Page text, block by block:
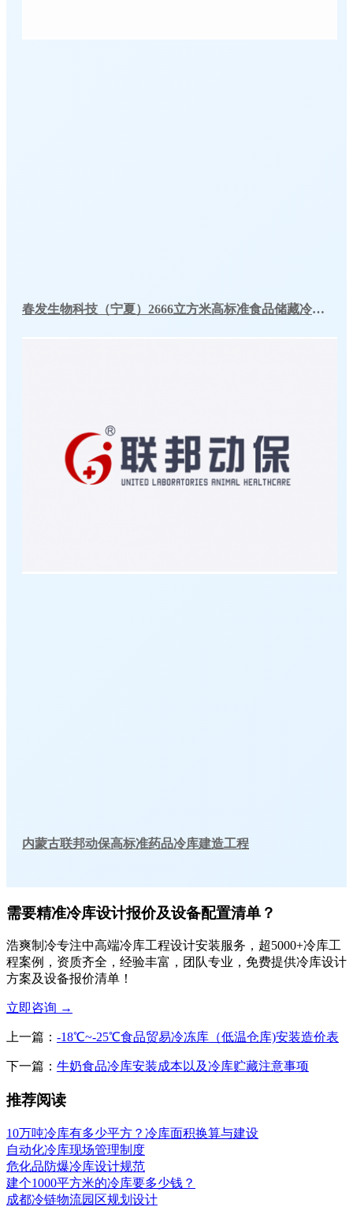
春发生物科技（宁夏）2666立方米高标准食品储藏冷库工程案例
内蒙古联邦动保高标准药品冷库建造工程
需要精准冷库设计报价及设备配置清单？
浩爽制冷专注中高端冷库工程设计安装服务，超5000+冷库工
程案例，资质齐全，经验丰富，团队专业，免费提供冷库设计
方案及设备报价清单！
立即咨询 →
上一篇： -18℃~-25℃食品贸易冷冻库（低温仓库)安装造价表
下一篇： 牛奶食品冷库安装成本以及冷库贮藏注意事项
推荐阅读
10万吨冷库有多少平方？冷库面积换算与建设
自动化冷库现场管理制度
危化品防爆冷库设计规范
建个1000平方米的冷库要多少钱？
成都冷链物流园区规划设计